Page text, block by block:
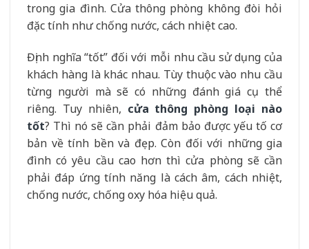
trong gia đình. Cửa thông phòng không đòi hỏi
đặc tính như chống nước, cách nhiệt cao.
Định nghĩa “tốt” đối với mỗi nhu cầu sử dụng của
khách hàng là khác nhau. Tùy thuộc vào nhu cầu
từng người mà sẽ có những đánh giá cụ thể
riêng. Tuy nhiên, cửa thông phòng loại nào
tốt? Thì nó sẽ cần phải đảm bảo được yếu tố cơ
bản về tính bền và đẹp. Còn đối với những gia
đình có yêu cầu cao hơn thì cửa phòng sẽ cần
phải đáp ứng tính năng là cách âm, cách nhiệt,
chống nước, chống oxy hóa hiệu quả.